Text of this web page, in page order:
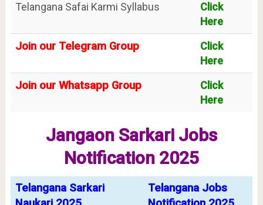
Telangana Safai Karmi Syllabus
Click
Here
Join our Telegram Group
Click
Here
Join our Whatsapp Group
Click
Here
Jangaon Sarkari Jobs
Notification 2025
Telangana Sarkari
Telangana Jobs